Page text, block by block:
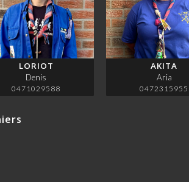
LORIOT
Denis
0471029588
AKITA
Aria
0472315955